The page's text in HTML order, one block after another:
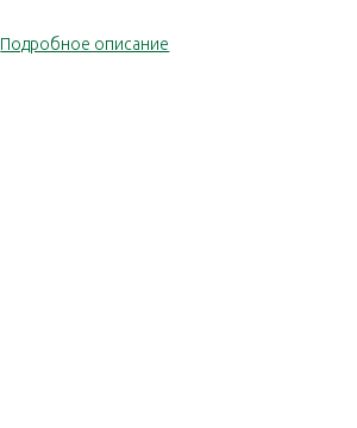
Подробное описание